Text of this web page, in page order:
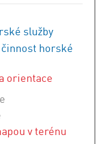
služby
horské
orientace
v terénu